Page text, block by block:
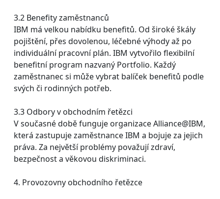
3.2 Benefity zaměstnanců
IBM má velkou nabídku benefitů. Od široké škály
pojištění, přes dovolenou, léčebné výhody až po
individuální pracovní plán. IBM vytvořilo flexibilní
benefitní program nazvaný Portfolio. Každý
zaměstnanec si může vybrat balíček benefitů podle
svých či rodinných potřeb.
3.3 Odbory v obchodním řetězci
V současné době funguje organizace Alliance@IBM,
která zastupuje zaměstnance IBM a bojuje za jejich
práva. Za největší problémy považují zdraví,
bezpečnost a věkovou diskriminaci.
4. Provozovny obchodního řetězce